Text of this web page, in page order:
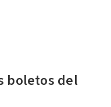
boletos del